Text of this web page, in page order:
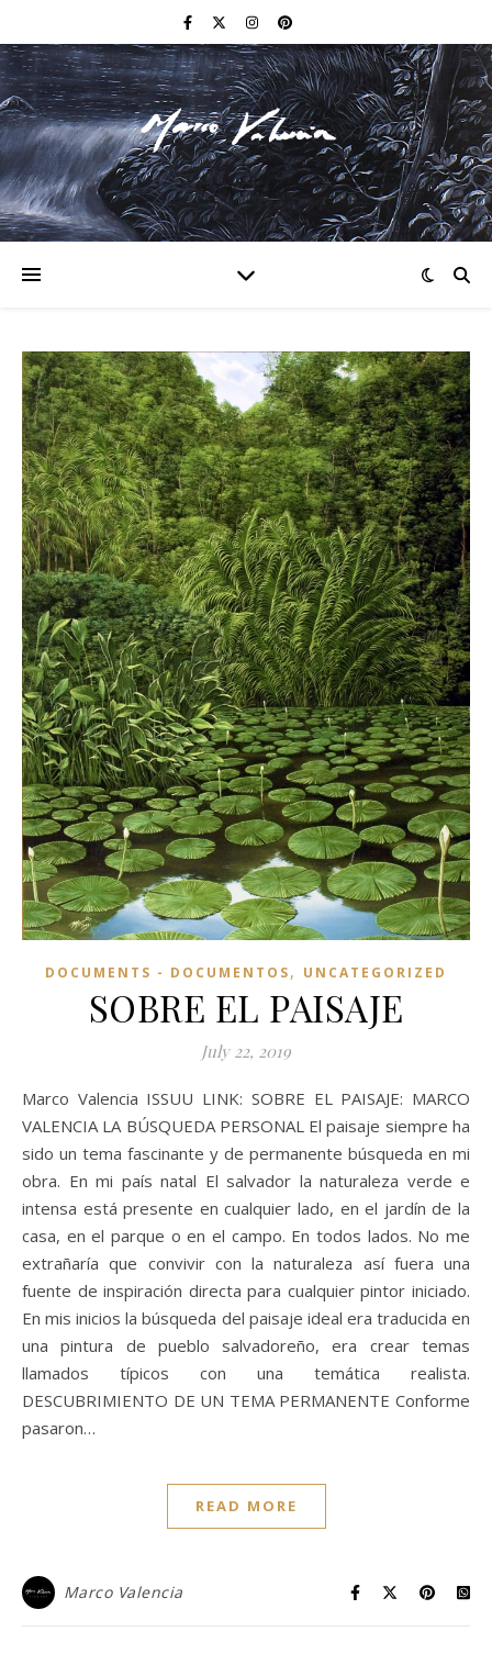
F I N E A R T
DOCUMENTS - DOCUMENTOS, UNCATEGORIZED
SOBRE EL PAISAJE
July 22, 2019
Marco Valencia ISSUU LINK: SOBRE EL PAISAJE: MARCO
VALENCIA LA BÚSQUEDA PERSONAL El paisaje siempre ha
sido un tema fascinante y de permanente búsqueda en mi
obra. En mi país natal El salvador la naturaleza verde e
intensa está presente en cualquier lado, en el jardín de la
casa, en el parque o en el campo. En todos lados. No me
extrañaría que convivir con la naturaleza así fuera una
fuente de inspiración directa para cualquier pintor iniciado.
En mis inicios la búsqueda del paisaje ideal era traducida en
una pintura de pueblo salvadoreño, era crear temas
llamados típicos con una temática realista.
DESCUBRIMIENTO DE UN TEMA PERMANENTE Conforme
pasaron…
READ MORE
Marco Valencia